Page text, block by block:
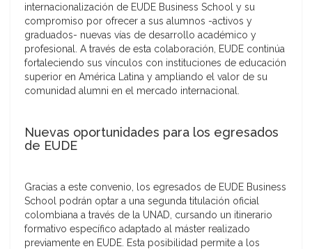
internacionalización de EUDE Business School y su
compromiso por ofrecer a sus alumnos -activos y
graduados- nuevas vías de desarrollo académico y
profesional. A través de esta colaboración, EUDE continúa
fortaleciendo sus vínculos con instituciones de educación
superior en América Latina y ampliando el valor de su
comunidad alumni en el mercado internacional.
Nuevas oportunidades para los egresados
de EUDE
Gracias a este convenio, los egresados de EUDE Business
School podrán optar a una segunda titulación oficial
colombiana a través de la UNAD, cursando un itinerario
formativo específico adaptado al máster realizado
previamente en EUDE. Esta posibilidad permite a los